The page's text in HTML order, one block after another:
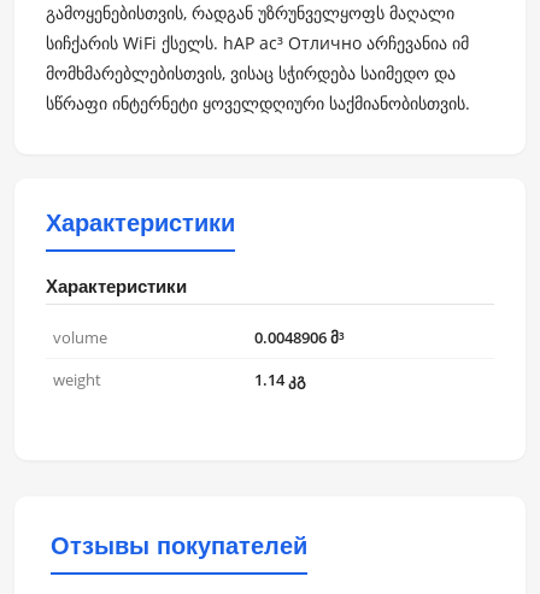
გამოყენებისთვის, რადგან უზრუნველყოფს მაღალი
სიჩქარის WiFi ქსელს. hAP ac³ Отлично არჩევანია იმ
მომხმარებლებისთვის, ვისაც სჭირდება საიმედო და
სწრაფი ინტერნეტი ყოველდღიური საქმიანობისთვის.
Характеристики
Характеристики
volume
0.0048906 მ³
weight
1.14 კგ
Отзывы покупателей